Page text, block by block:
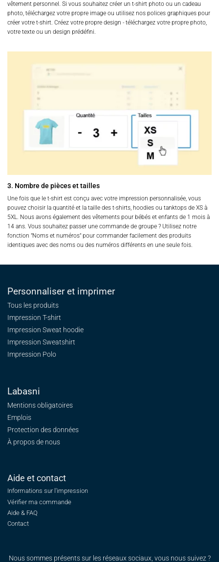
vêtement personnel. Si vous souhaitez créer un t-shirt photo ou un cadeau
photo, téléchargez votre propre image ou utilisez nos polices graphiques pour
créer votre t-shirt. Créez votre propre design - téléchargez votre propre photo,
votre texte ou un design prédéfini.
3. Nombre de pièces et tailles
Une fois que le t-shirt est conçu avec votre impression personnalisée, vous
pouvez choisir la quantité et la taille des t-shirts, hoodies ou tanktops de XS à
5XL. Nous avons également des vêtements pour bébés et enfants de 1 mois à
14 ans. Vous souhaitez passer une commande de groupe ? Utilisez notre
fonction "Noms et numéros" pour commander facilement des produits
identiques avec des noms ou des numéros différents en une seule fois.
Personnaliser et imprimer
Tous les produits
Impression T-shirt
Impression Sweat hoodie
Impression Sweatshirt
Impression Polo
Labasni
Mentions obligatoires
Emplois
Protection des données
À propos de nous
Aide et contact
Informations sur l'impression
Vérifier ma commande
Aide & FAQ
Contact
Nous sommes présents sur les réseaux sociaux, vous nous suivez ?